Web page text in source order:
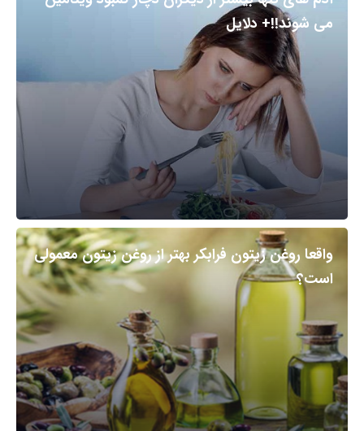
می شوند!!+ دلایل
واقعا روغن زیتون فرابکر بهتر از روغن زیتون معمولی
است؟